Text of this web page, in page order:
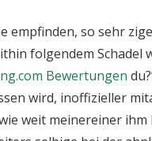
empfinden, so sehr
folgendem
Bewertungen
wird, inoffizieller
weit meinereiner